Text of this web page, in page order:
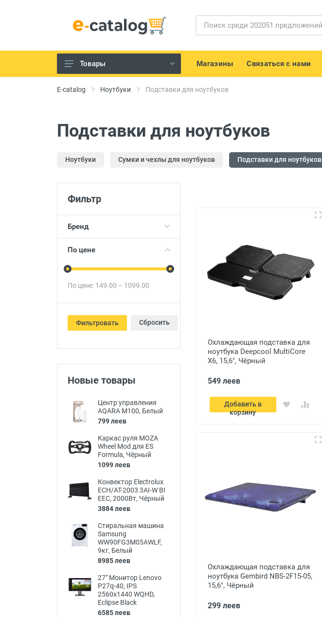
Телефония и гаджеты
техника
Бытовая техника для дома
Красота и здоровье
Товары для детей
Товары Магазины Связаться с нами
E-catalog Ноутбуки Подставки для ноутбуков
Подставки для ноутбуков
Ноутбуки Сумки и чехлы для ноутбуков Подставки для ноутбуков
Фильтр
Бренд
По цене
По цене: 149.00 – 1099.00
Фильтровать Сбросить
Новые товары
Центр управления
AQARA M100, Белый
799 леев
Каркас руля MOZA
Wheel Mod для ES
Formula, Чёрный
1099 леев
Конвектор Electrolux
ECH/AT-2003 3AI-W BI
EEC, 2000Вт, Чёрный
3884 леев
Стиральная машина
Samsung
WW90FG3M05AWLF,
9кг, Белый
8985 леев
27" Монитор Lenovo
P27q-40, IPS
2560x1440 WQHD,
Eclipse Black
6585 леев
Охлаждающая подставка для
ноутбука Deepcool MultiCore
X6, 15,6", Чёрный
549 леев
Добавить в
корзину
Охлаждающая подставка для
ноутбука Gembird NBS-2F15-05,
15,6", Чёрный
299 леев